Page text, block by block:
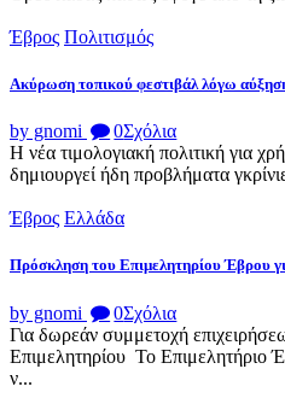
Έβρος Πολιτισμός
Ακύρωση τοπικού φεστιβάλ λόγω
by gnomi 0Σχόλια
Η νέα τιμολογιακή πολιτική για
δημιουργεί ήδη προβλήματα
Έβρος Ελλάδα
Πρόσκληση του Επιμελητηρίου Έβρου
by gnomi 0Σχόλια
Για δωρεάν συμμετοχή
Επιμελητηρίου Το Επιμελητήριο
ν...